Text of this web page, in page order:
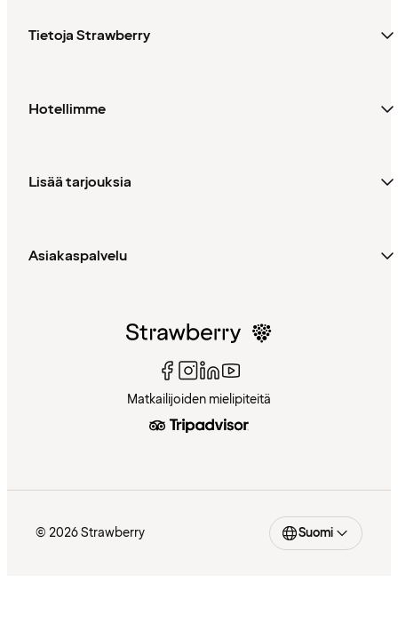
Tietoja Strawberry
Hotellimme
Lisää tarjouksia
Asiakaspalvelu
Matkailijoiden mielipiteitä
© 2026 Strawberry Suomi